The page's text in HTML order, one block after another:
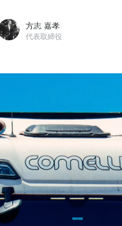
方志 嘉孝
代表取締役